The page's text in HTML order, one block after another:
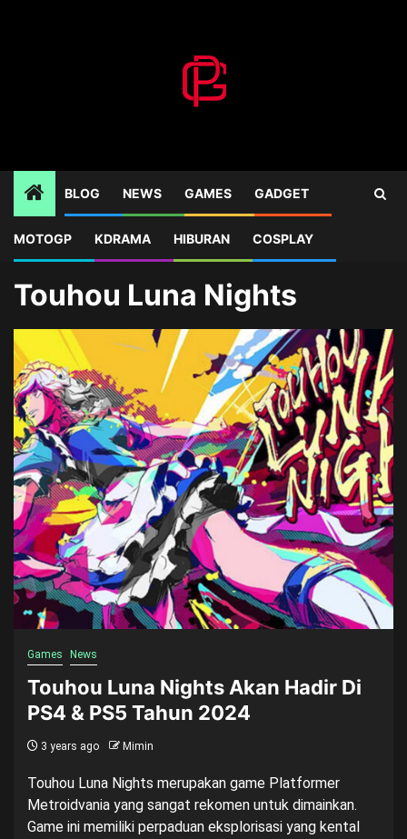
BLOG NEWS GAMES GADGET
MOTOGP KDRAMA HIBURAN COSPLAY
Home Blog Touhou Luna Nights
Touhou Luna Nights
Games News
Touhou Luna Nights Akan Hadir Di
PS4 & PS5 Tahun 2024
3 years ago Mimin
Touhou Luna Nights merupakan game Platformer
Metroidvania yang sangat rekomen untuk dimainkan.
Game ini memiliki perpaduan eksplorisasi yang kental